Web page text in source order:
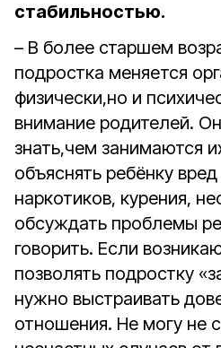
стабильностью.
– В более старшем
подростка меняется
физически,но и
внимание родителей.
знать,чем занимаются
объяснять ребёнку
наркотиков, курения,
обсуждать проблемы
говорить. Если
позволять подростку
нужно выстраивать
отношения. Не могу не